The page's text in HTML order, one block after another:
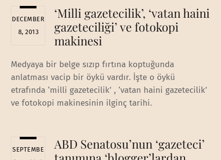
DECEMBER
8, 2013
‘Milli gazetecilik’, ‘vatan haini
gazeteciliği’ ve fotokopi
makinesi
Medyaya bir belge sızıp fırtına koptuğunda
anlatması vacip bir öykü vardır. İşte o öykü
etrafında ‘milli gazetecilik’ , ‘vatan haini gazetecilik’
ve fotokopi makinesinin ilginç tarihi.
SEPTEMBE
ABD Senatosu’nun ‘gazeteci’